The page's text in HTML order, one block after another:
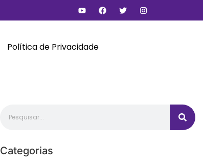
Política de Privacidade
Categorias